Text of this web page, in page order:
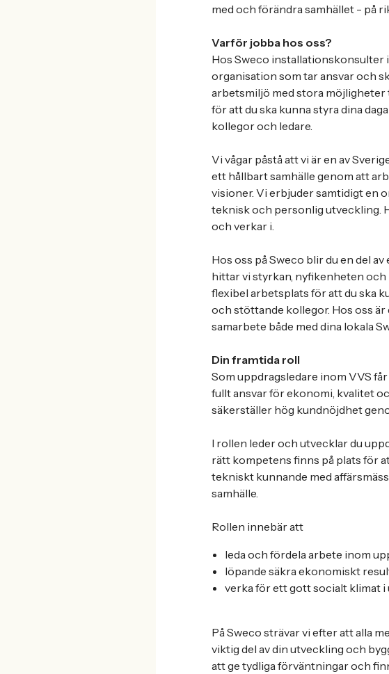
med och förändra samhället - på
Varför jobba hos oss?
Hos Sweco installationskonsulter
organisation som tar ansvar och
arbetsmiljö med stora
för att du ska kunna styra dina
kollegor och ledare.
Vi vågar påstå att vi är en av
ett hållbart samhälle genom att
visioner. Vi erbjuder samtidigt en
teknisk och personlig utveckling.
och verkar i.
Hos oss på Sweco blir du en del
hittar vi styrkan, nyfikenheten och
flexibel arbetsplats för att du ska
och stöttande kollegor. Hos oss
samarbete både med dina lokala
Din framtida roll
Som uppdragsledare inom VVS
fullt ansvar för ekonomi, kvalitet
säkerställer hög kundnöjdhet
I rollen leder och utvecklar du
rätt kompetens finns på plats för
tekniskt kunnande med
samhälle.
Rollen innebär att
leda och fördela arbete inom
löpande säkra ekonomiskt
verka för ett gott socialt klimat
På Sweco strävar vi efter att alla
viktig del av din utveckling och
att ge tydliga förväntningar och